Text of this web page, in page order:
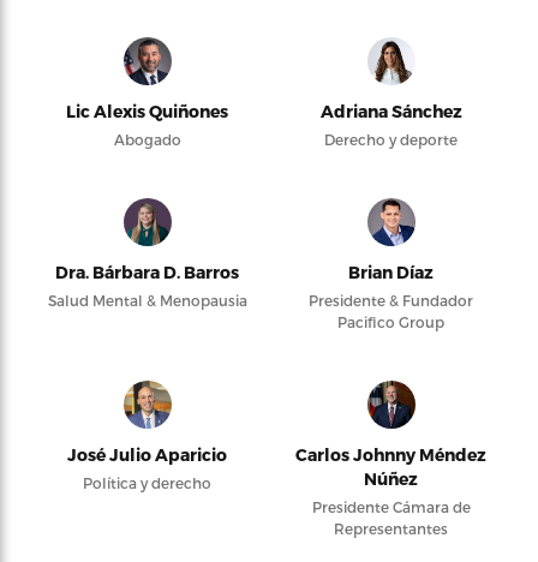
Lic Alexis Quiñones
Abogado
Adriana Sánchez
Derecho y deporte
Dra. Bárbara D. Barros
Salud Mental & Menopausia
Brian Díaz
Presidente & Fundador
Pacifico Group
José Julio Aparicio
Política y derecho
Carlos Johnny Méndez
Núñez
Presidente Cámara de
Representantes